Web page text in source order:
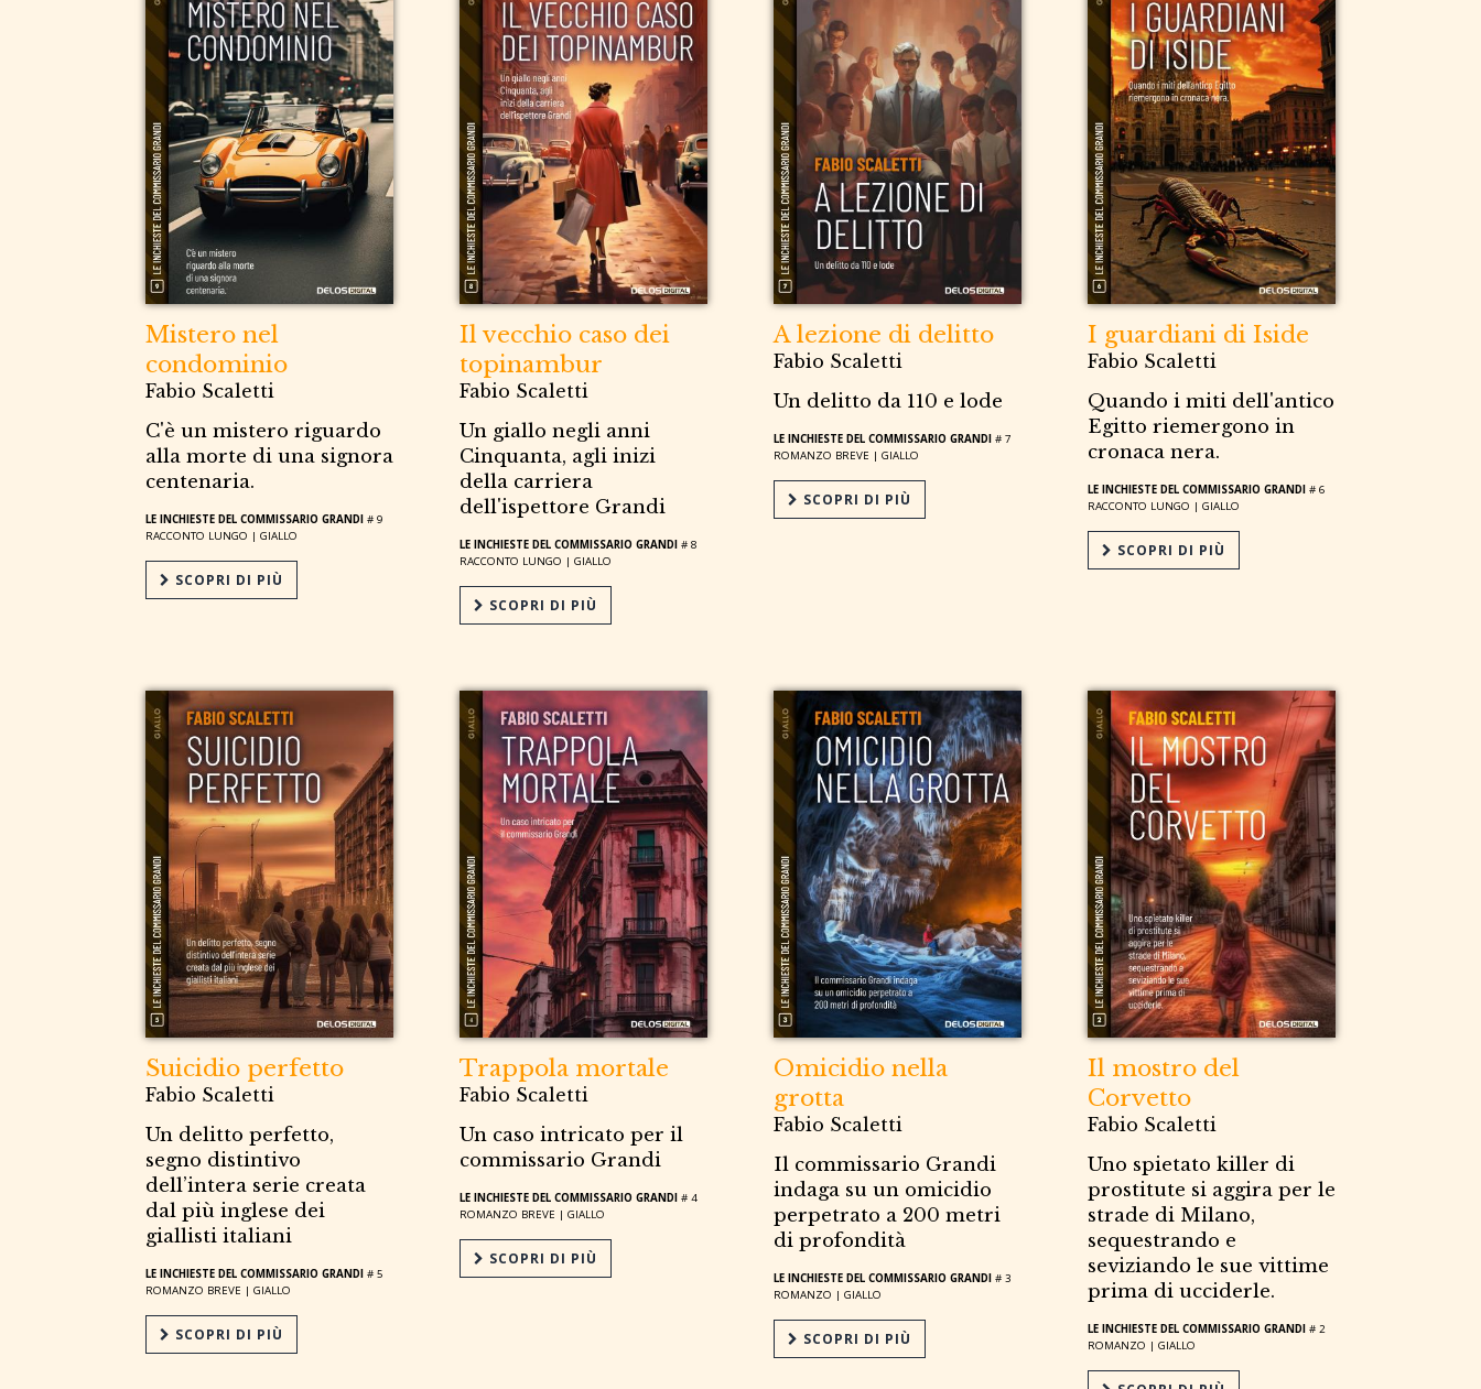
Mistero nel
condominio
Fabio Scaletti
C'è un mistero riguardo
alla morte di una signora
centenaria.
LE INCHIESTE DEL COMMISSARIO GRANDI # 9
RACCONTO LUNGO | GIALLO
SCOPRI DI PIÙ
Il vecchio caso dei
topinambur
Fabio Scaletti
Un giallo negli anni
Cinquanta, agli inizi
della carriera
dell'ispettore Grandi
LE INCHIESTE DEL COMMISSARIO GRANDI # 8
RACCONTO LUNGO | GIALLO
SCOPRI DI PIÙ
A lezione di delitto
Fabio Scaletti
Un delitto da 110 e lode
LE INCHIESTE DEL COMMISSARIO GRANDI # 7
ROMANZO BREVE | GIALLO
SCOPRI DI PIÙ
I guardiani di Iside
Fabio Scaletti
Quando i miti dell'antico
Egitto riemergono in
cronaca nera.
LE INCHIESTE DEL COMMISSARIO GRANDI # 6
RACCONTO LUNGO | GIALLO
SCOPRI DI PIÙ
Suicidio perfetto
Fabio Scaletti
Un delitto perfetto,
segno distintivo
dell’intera serie creata
dal più inglese dei
giallisti italiani
LE INCHIESTE DEL COMMISSARIO GRANDI # 5
ROMANZO BREVE | GIALLO
SCOPRI DI PIÙ
Trappola mortale
Fabio Scaletti
Un caso intricato per il
commissario Grandi
LE INCHIESTE DEL COMMISSARIO GRANDI # 4
ROMANZO BREVE | GIALLO
SCOPRI DI PIÙ
Omicidio nella
grotta
Fabio Scaletti
Il commissario Grandi
indaga su un omicidio
perpetrato a 200 metri
di profondità
LE INCHIESTE DEL COMMISSARIO GRANDI # 3
ROMANZO | GIALLO
SCOPRI DI PIÙ
Il mostro del
Corvetto
Fabio Scaletti
Uno spietato killer di
prostitute si aggira per le
strade di Milano,
sequestrando e
seviziando le sue vittime
prima di ucciderle.
LE INCHIESTE DEL COMMISSARIO GRANDI # 2
ROMANZO | GIALLO